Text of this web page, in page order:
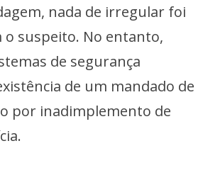
nada de irregular foi
o suspeito. No entanto,
de segurança
de um mandado de
por inadimplemento de